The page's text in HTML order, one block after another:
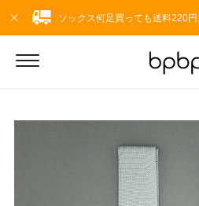
ソックス何足買っても送料220